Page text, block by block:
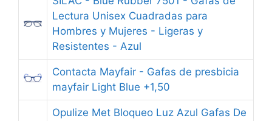
Lectura Unisex Cuadradas para
Hombres y Mujeres - Ligeras y
Resistentes - Azul
Contacta Mayfair - Gafas de presbicia
mayfair Light Blue +1,50
Opulize Met Bloqueo Luz Azul Gafas De